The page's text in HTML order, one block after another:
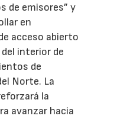
de emisores” y
en
acceso abierto
interior de
de
Norte. La
la
avanzar hacia